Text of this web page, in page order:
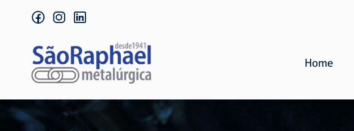
facebookinstagram
linkedin
Home